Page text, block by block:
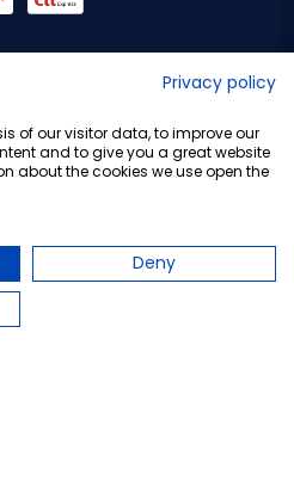
Privacy policy
of our visitor data, to improve our
and to give you a great website
about the cookies we use open the
Deny